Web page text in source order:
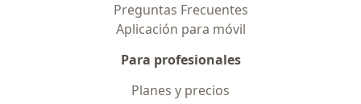
Preguntas Frecuentes
Aplicación para móvil
Para profesionales
Planes y precios